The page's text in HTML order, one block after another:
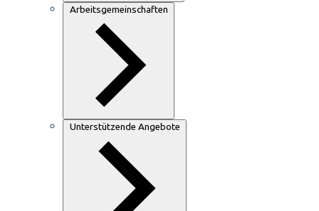
Arbeitsgemeinschaften
Unterstützende Angebote